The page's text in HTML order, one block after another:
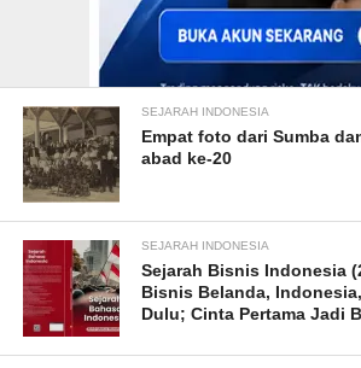
SEJARAH INDONESIA
Empat foto dari Sumba
abad ke-20
SEJARAH INDONESIA
Sejarah Bisnis Indonesia
Bisnis Belanda,
Dulu; Cinta Pertama Jadi